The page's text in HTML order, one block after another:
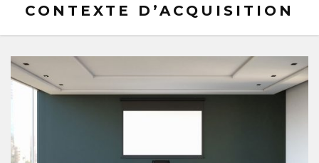
CONTEXTE D’ACQUISITION